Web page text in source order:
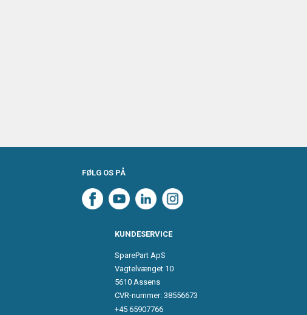
FØLG OS PÅ
KUNDESERVICE
SparePart ApS
Vagtelvænget 10
5610 Assens
CVR-nummer: 38556673
+45 65907766